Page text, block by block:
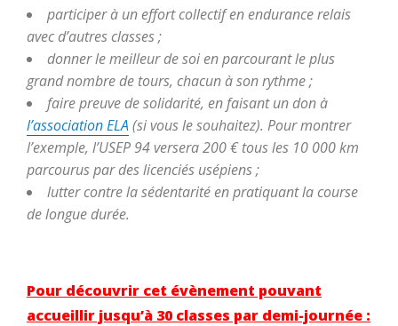
participer à un effort collectif en endurance relais
avec d’autres classes ;
donner le meilleur de soi en parcourant le plus
grand nombre de tours, chacun à son rythme ;
faire preuve de solidarité, en faisant un don à
l’association ELA(si vous le souhaitez). Pour montrer
l’exemple, l’USEP 94 versera 200 € tous les 10 000 km
parcourus par des licenciés usépiens ;
lutter contre la sédentarité en pratiquant la course
de longue durée.
Pour découvrir cet évènement pouvant
accueillir jusqu’à 30 classes par demi-journée :